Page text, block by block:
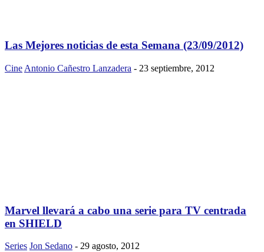
Las Mejores noticias de esta Semana (23/09/2012)
Cine Antonio Cañestro Lanzadera - 23 septiembre, 2012
Marvel llevará a cabo una serie para TV centrada
en SHIELD
Series Jon Sedano - 29 agosto, 2012